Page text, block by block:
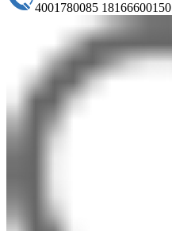
4001780085 18166600150